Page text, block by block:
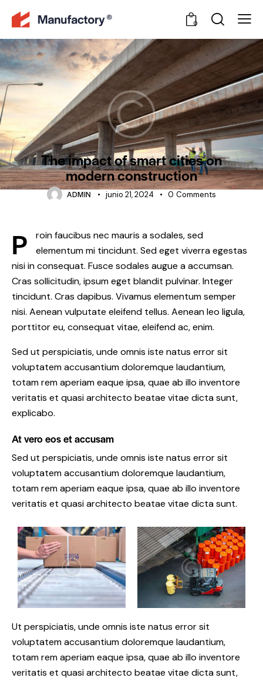
0
FEATURED
The impact of smart cities on
modern construction
ADMIN junio 21, 2024 0 Comments
P
roin faucibus nec mauris a sodales, sed
elementum mi tincidunt. Sed eget viverra egestas
nisi in consequat. Fusce sodales augue a accumsan.
Cras sollicitudin, ipsum eget blandit pulvinar. Integer
tincidunt. Cras dapibus. Vivamus elementum semper
nisi. Aenean vulputate eleifend tellus. Aenean leo ligula,
porttitor eu, consequat vitae, eleifend ac, enim.
Sed ut perspiciatis, unde omnis iste natus error sit
voluptatem accusantium doloremque laudantium,
totam rem aperiam eaque ipsa, quae ab illo inventore
veritatis et quasi architecto beatae vitae dicta sunt,
explicabo.
At vero eos et accusam
Sed ut perspiciatis, unde omnis iste natus error sit
voluptatem accusantium doloremque laudantium,
totam rem aperiam eaque ipsa, quae ab illo inventore
veritatis et quasi architecto beatae vitae dicta sunt.
Ut perspiciatis, unde omnis iste natus error sit
voluptatem accusantium doloremque laudantium,
totam rem aperiam eaque ipsa, quae ab illo inventore
veritatis et quasi architecto beatae vitae dicta sunt,